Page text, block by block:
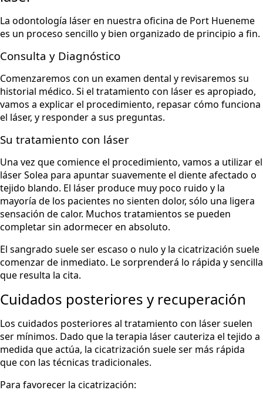
La odontología láser en nuestra oficina de Port Hueneme
es un proceso sencillo y bien organizado de principio a fin.
Consulta y Diagnóstico
Comenzaremos con un examen dental y revisaremos su
historial médico. Si el tratamiento con láser es apropiado,
vamos a explicar el procedimiento, repasar cómo funciona
el láser, y responder a sus preguntas.
Su tratamiento con láser
Una vez que comience el procedimiento, vamos a utilizar el
láser Solea para apuntar suavemente el diente afectado o
tejido blando. El láser produce muy poco ruido y la
mayoría de los pacientes no sienten dolor, sólo una ligera
sensación de calor. Muchos tratamientos se pueden
completar sin adormecer en absoluto.
El sangrado suele ser escaso o nulo y la cicatrización suele
comenzar de inmediato. Le sorprenderá lo rápida y sencilla
que resulta la cita.
Cuidados posteriores y recuperación
Los cuidados posteriores al tratamiento con láser suelen
ser mínimos. Dado que la terapia láser cauteriza el tejido a
medida que actúa, la cicatrización suele ser más rápida
que con las técnicas tradicionales.
Para favorecer la cicatrización: